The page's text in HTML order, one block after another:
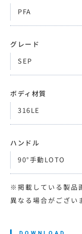
PFA
グレード
SEP
ボディ材質
316LE
ハンドル
90°手動LOTO
※掲載している製品
異なる場合がござい